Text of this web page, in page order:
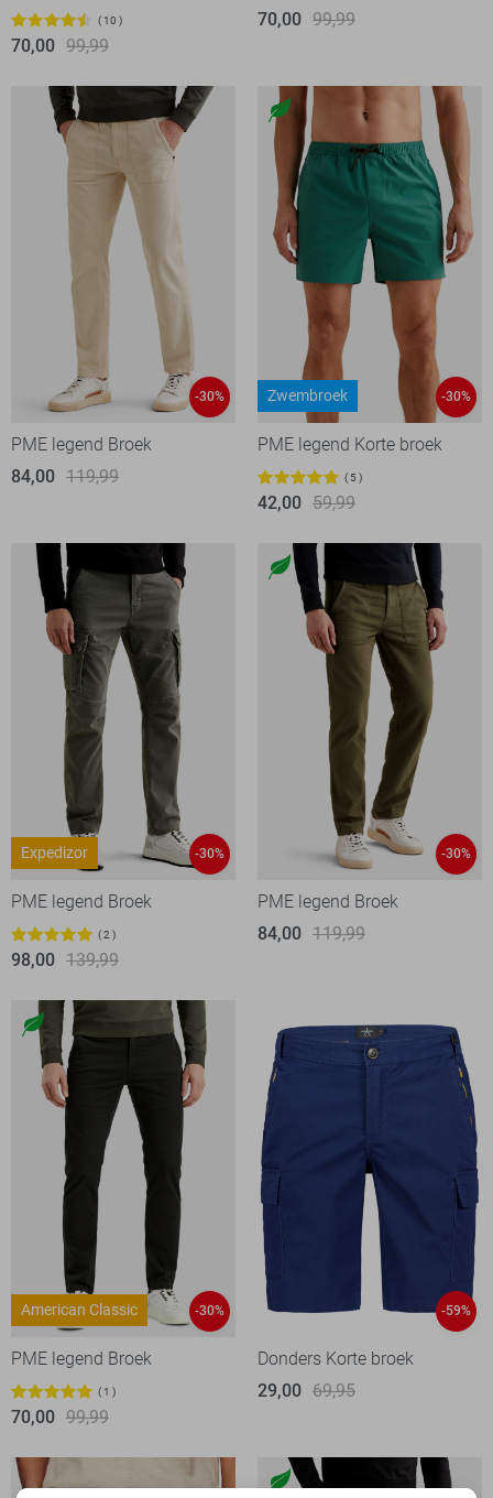
10
70,00 99,99
70,00 99,99
-30%
PME legend Broek
84,00 119,99
Zwembroek -30%
PME legend Korte broek
5
42,00 59,99
Expedizor -30%
PME legend Broek
2
98,00 139,99
-30%
PME legend Broek
84,00 119,99
American Classic -30%
PME legend Broek
1
70,00 99,99
-59%
Donders Korte broek
29,00 69,95